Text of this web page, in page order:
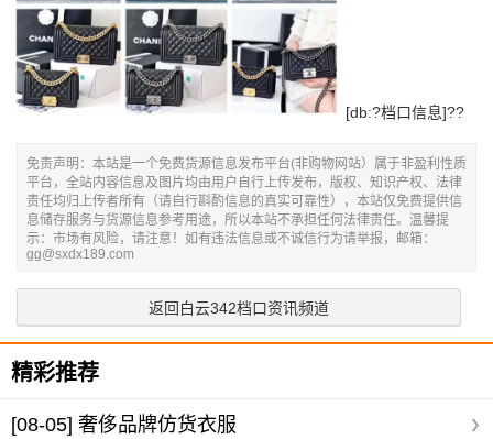
[db:?档口信息]??
免责声明：本站是一个免费货源信息发布平台(非购物网站）属于非盈利性质
平台，全站内容信息及图片均由用户自行上传发布，版权、知识产权、法律
责任均归上传者所有（请自行斟酌信息的真实可靠性），本站仅免费提供信
息储存服务与货源信息参考用途，所以本站不承担任何法律责任。温馨提
示：市场有风险，请注意！如有违法信息或不诚信行为请举报，邮箱：
gg@sxdx189.com
返回白云342档口资讯频道
精彩推荐
[08-05] 奢侈品牌仿货衣服